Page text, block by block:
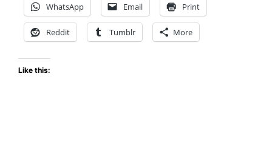
WhatsApp Email Print
Reddit Tumblr More
Like this: